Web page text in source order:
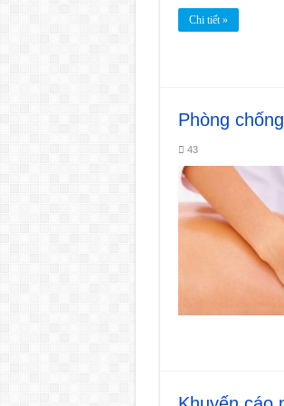
Chi tiết »
Phòng
43